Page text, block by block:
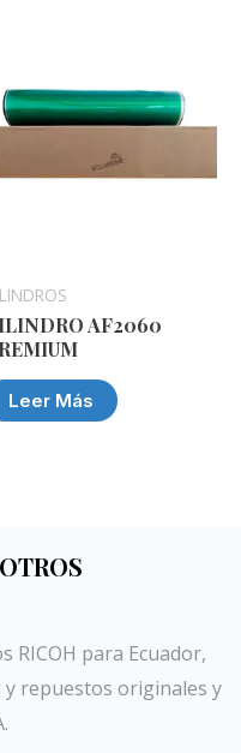
AF2060
Leer Más
RICOH para Ecuador,
repuestos originales y